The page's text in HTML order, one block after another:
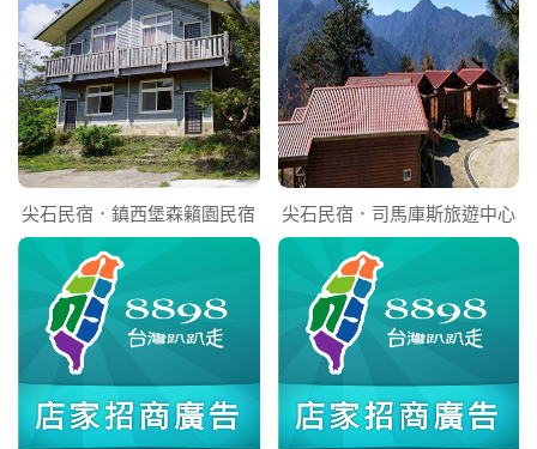
尖石民宿．鎮西堡森籟園民宿 尖石民宿．司馬庫斯旅遊中心